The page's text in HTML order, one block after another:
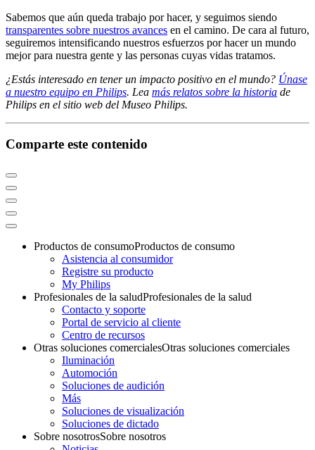
Sabemos que aún queda trabajo por hacer, y seguimos siendo
transparentes sobre nuestros avances en el camino. De cara al futuro,
seguiremos intensificando nuestros esfuerzos por hacer un mundo
mejor para nuestra gente y las personas cuyas vidas tratamos.
¿Estás interesado en tener un impacto positivo en el mundo? Únase
a nuestro equipo en Philips. Lea más relatos sobre la historia de
Philips en el sitio web del Museo Philips.
Comparte este contenido
Productos de consumoProductos de consumo
Asistencia al consumidor
Registre su producto
My Philips
Profesionales de la saludProfesionales de la salud
Contacto y soporte
Portal de servicio al cliente
Centro de recursos
Otras soluciones comercialesOtras soluciones comerciales
Iluminación
Automoción
Soluciones de audición
Más
Soluciones de visualización
Soluciones de dictado
Sobre nosotrosSobre nosotros